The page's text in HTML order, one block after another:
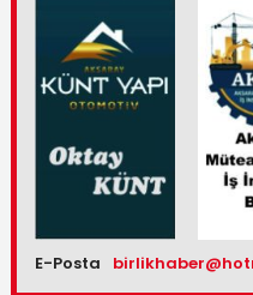
E-Posta